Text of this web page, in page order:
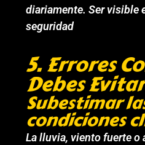
diariamente. Ser visible
seguridad
5. Errores
Debes Evitar
Subestimar
condiciones
La lluvia, viento fuerte